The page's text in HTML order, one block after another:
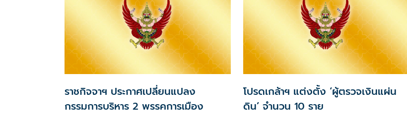
ราชกิจจาฯ ประกาศเปลี่ยนแปลง
กรรมการบริหาร 2 พรรคการเมือง
โปรดเกล้าฯ แต่งตั้ง ‘ผู้ตรวจเงินแผ่น
ดิน’ จำนวน 10 ราย